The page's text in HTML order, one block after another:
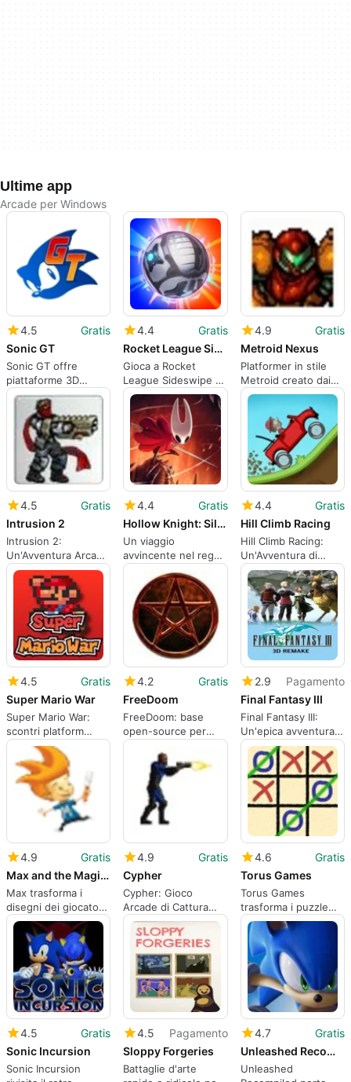
Ultime app
Arcade per Windows
4.5
Gratis
Sonic GT
Sonic GT offre
piattaforme 3D
guidate dal
movimento e
attraversamento in
zone aperte
4.4
Gratis
Rocket League Sideswipe
Gioca a Rocket
League Sideswipe su
PC
4.9
Gratis
Metroid Nexus
Platformer in stile
Metroid creato dai
fan con esplorazione
4.5
Gratis
Intrusion 2
Intrusion 2:
Un'Avventura Arcade
Retrò
4.4
Gratis
Hollow Knight: Silksong
Un viaggio
avvincente nel regno
di Pharloom
4.4
Gratis
Hill Climb Racing
Hill Climb Racing:
Un'Avventura di
Guida Realistica
4.5
Gratis
Super Mario War
Super Mario War:
scontri platform
locali caotici e
personalizzabili
4.2
Gratis
FreeDoom
FreeDoom: base
open-source per
giocare e creare mod
nello stile Doom
2.9
Pagamento
Final Fantasy III
Final Fantasy III:
Un'epica avventura
RPG
4.9
Gratis
Max and the Magic Marker
Max trasforma i
disegni dei giocatori
in strumenti fisici per
il platforming
4.9
Gratis
Cypher
Cypher: Gioco
Arcade di Cattura
Parole Basato su
Riflessi per Giocatori
Windows
4.6
Gratis
Torus Games
Torus Games
trasforma i puzzle
classici in parchi
giochi topologici
4.5
Gratis
Sonic Incursion
Sonic Incursion
4.5
Pagamento
Sloppy Forgeries
Battaglie d'arte
4.7
Gratis
Unleashed Recompiled
Unleashed